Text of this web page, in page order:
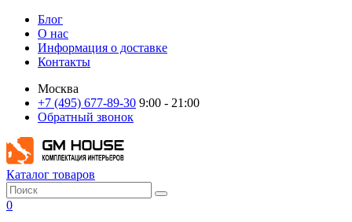
Блог
О нас
Информация о доставке
Контакты
Москва
+7 (495) 677-89-30 9:00 - 21:00
Обратный звонок
Каталог товаров
0